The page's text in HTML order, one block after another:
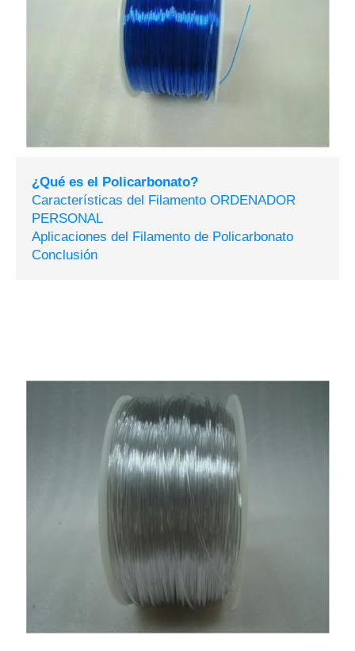
¿Qué es el Policarbonato?
Características del Filamento ORDENADOR
PERSONAL
Aplicaciones del Filamento de Policarbonato
Conclusión